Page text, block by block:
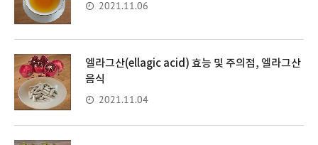
2021.11.06
엘라그산(ellagic acid) 효능 및 주의점, 엘라그산
음식
2021.11.04